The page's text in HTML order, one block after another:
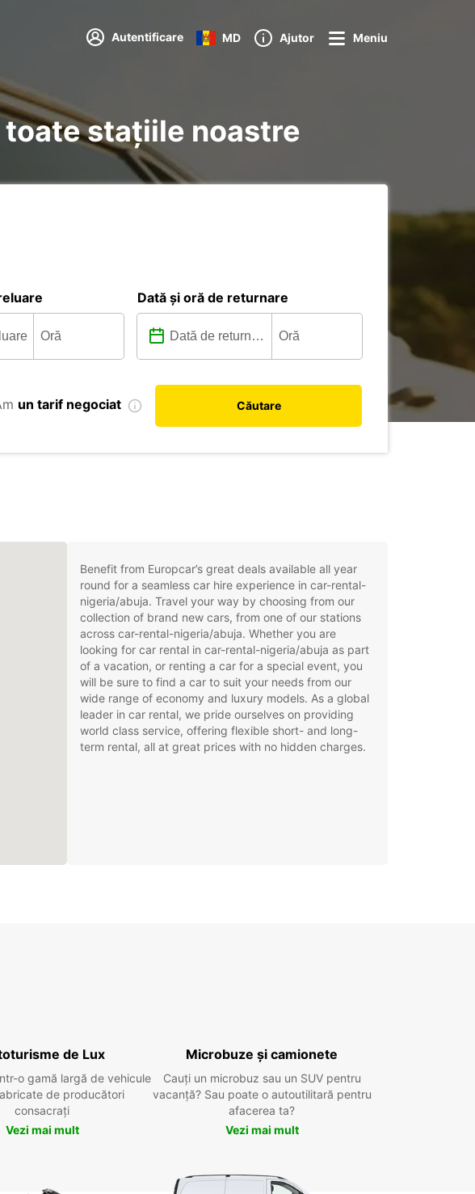
Autentificare MD Ajutor Meniu
stațiile noastre
Dată și oră de returnare
un tarif negociat Căutare
Benefit from Europcar’s great deals available all year
round for a seamless car hire experience in car-rental-
nigeria/abuja. Travel your way by choosing from our
collection of brand new cars, from one of our stations
across car-rental-nigeria/abuja. Whether you are
looking for car rental in car-rental-nigeria/abuja as part
of a vacation, or renting a car for a special event, you
will be sure to find a car to suit your needs from our
wide range of economy and luxury models. As a global
leader in car rental, we pride ourselves on providing
world class service, offering flexible short- and long-
term rental, all at great prices with no hidden charges.
de Lux
o gamă largă de vehicule
de producători
consacrați
Vezi mai mult
Microbuze și camionete
Cauți un microbuz sau un SUV pentru
vacanță? Sau poate o autoutilitară pentru
afacerea ta?
Vezi mai mult